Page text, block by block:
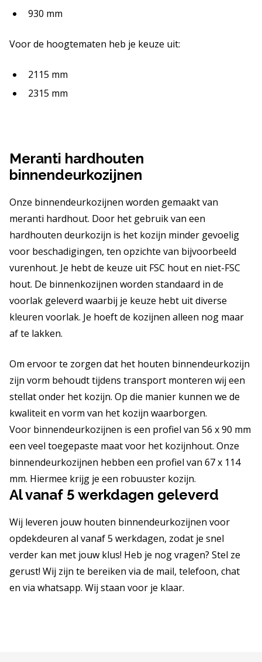
930 mm
Voor de hoogtematen heb je keuze uit:
2115 mm
2315 mm
Meranti hardhouten
binnendeurkozijnen
Onze binnendeurkozijnen worden gemaakt van
meranti hardhout. Door het gebruik van een
hardhouten deurkozijn is het kozijn minder gevoelig
voor beschadigingen, ten opzichte van bijvoorbeeld
vurenhout. Je hebt de keuze uit FSC hout en niet-FSC
hout. De binnenkozijnen worden standaard in de
voorlak geleverd waarbij je keuze hebt uit diverse
kleuren voorlak. Je hoeft de kozijnen alleen nog maar
af te lakken.
Om ervoor te zorgen dat het houten binnendeurkozijn
zijn vorm behoudt tijdens transport monteren wij een
stellat onder het kozijn. Op die manier kunnen we de
kwaliteit en vorm van het kozijn waarborgen.
Voor binnendeurkozijnen is een profiel van 56 x 90 mm
een veel toegepaste maat voor het kozijnhout. Onze
binnendeurkozijnen hebben een profiel van 67 x 114
mm. Hiermee krijg je een robuuster kozijn.
Al vanaf 5 werkdagen geleverd
Wij leveren jouw houten binnendeurkozijnen voor
opdekdeuren al vanaf 5 werkdagen, zodat je snel
verder kan met jouw klus! Heb je nog vragen? Stel ze
gerust! Wij zijn te bereiken via de mail, telefoon, chat
en via whatsapp. Wij staan voor je klaar.